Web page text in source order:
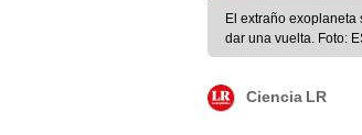
El extraño
dar una vuelta. Foto:
Ciencia LR